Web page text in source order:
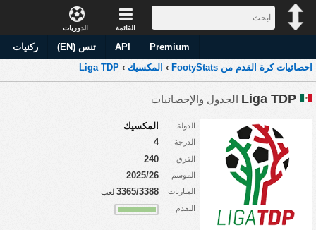
الدوريات القائمة
ركنيات تنس (EN) API
Premium
احصائيات كرة القدم من FootyStats
› المكسيك ›
Liga TDP
الجدول والإحصائيات
الدولة المكسيك
الدرجة 4
الفرق 240
الموسم 2025/26
المباريات 3365/3388لعب
التقدم